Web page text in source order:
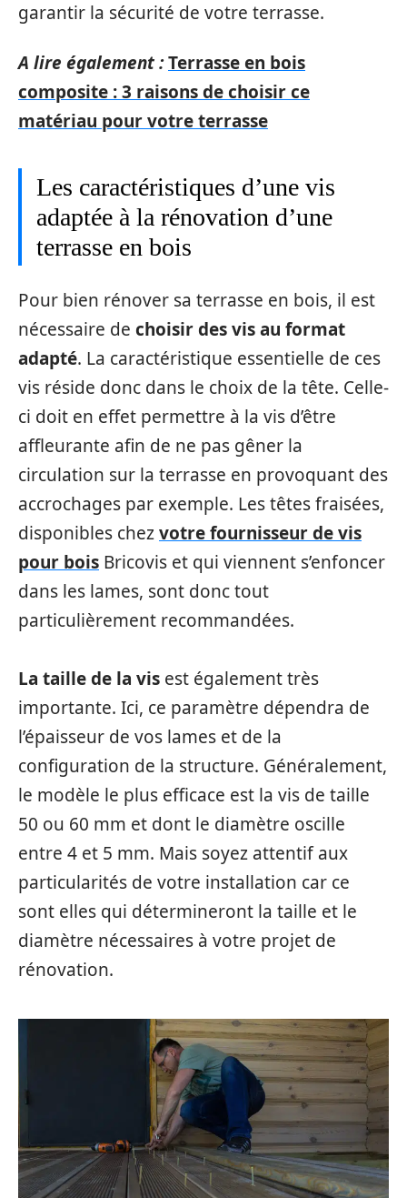
garantir la sécurité de votre terrasse.
A lire également :Terrasse en bois
composite : 3 raisons de choisir ce
matériau pour votre terrasse
Les caractéristiques d’une vis
adaptée à la rénovation d’une
terrasse en bois
Pour bien rénover sa terrasse en bois, il est
nécessaire de choisir des vis au format
adapté. La caractéristique essentielle de ces
vis réside donc dans le choix de la tête. Celle-
ci doit en effet permettre à la vis d’être
affleurante afin de ne pas gêner la
circulation sur la terrasse en provoquant des
accrochages par exemple. Les têtes fraisées,
disponibles chezvotre fournisseur de vis
pour bois Bricovis et qui viennent s’enfoncer
dans les lames, sont donc tout
particulièrement recommandées.
La taille de la vis est également très
importante. Ici, ce paramètre dépendra de
l’épaisseur de vos lames et de la
configuration de la structure. Généralement,
le modèle le plus efficace est la vis de taille
50 ou 60 mm et dont le diamètre oscille
entre 4 et 5 mm. Mais soyez attentif aux
particularités de votre installation car ce
sont elles qui détermineront la taille et le
diamètre nécessaires à votre projet de
rénovation.